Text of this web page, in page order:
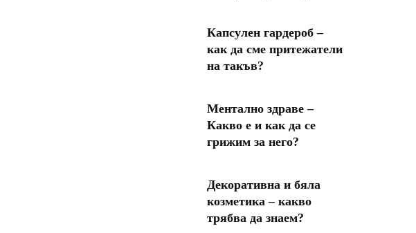
Капсулен гардероб –
как да сме притежатели
на такъв?
Ментално здраве –
Какво е и как да се
грижим за него?
Декоративна и бяла
козметика – какво
трябва да знаем?